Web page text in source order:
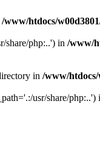
/www/htdocs/
share/php:..') in /www/
in /www/
usr/share/php:..')